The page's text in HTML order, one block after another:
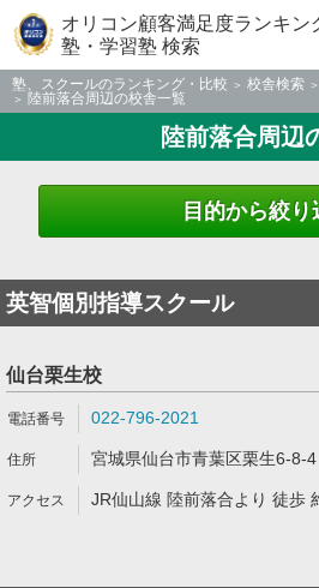
オリコン顧客満足度ランキン
塾・学習塾 検索
塾、スクールのランキング・比較 校舎検索
陸前落合周辺の校舎一覧
陸前落合周辺
目的から絞り
英智個別指導スクール
仙台栗生校
022-796-2021
宮城県仙台市青葉区栗生6-8-4
JR仙山線 陸前落合より 徒歩